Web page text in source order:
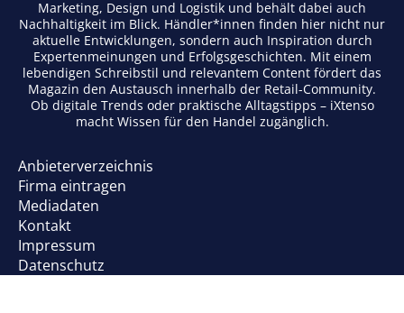
Marketing, Design und Logistik und behält dabei auch
Nachhaltigkeit im Blick. Händler*innen finden hier nicht nur
aktuelle Entwicklungen, sondern auch Inspiration durch
Expertenmeinungen und Erfolgsgeschichten. Mit einem
lebendigen Schreibstil und relevantem Content fördert das
Magazin den Austausch innerhalb der Retail-Community.
Ob digitale Trends oder praktische Alltagstipps – iXtenso
macht Wissen für den Handel zugänglich.
Anbieterverzeichnis
Firma eintragen
Mediadaten
Kontakt
Impressum
Datenschutz